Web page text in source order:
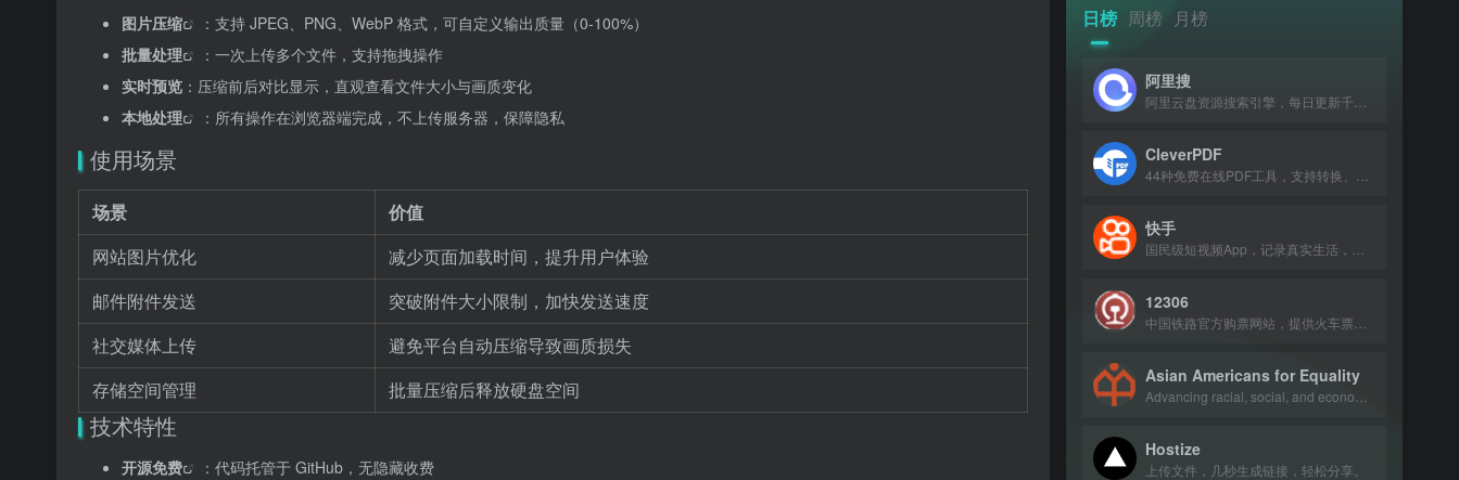
图片压缩
：支持 JPEG、PNG、WebP 格式，可自定义输出质量（0-100%）
批量处理
：一次上传多个文件，支持拖拽操作
实时预览 ：压缩前后对比显示，直观查看文件大小与画质变化
本地处理
：所有操作在浏览器端完成，不上传服务器，保障隐私
使用场景
场景
价值
网站图片优化
减少页面加载时间，提升用户体验
邮件附件发送
突破附件大小限制，加快发送速度
社交媒体上传
避免平台自动压缩导致画质损失
存储空间管理
批量压缩后释放硬盘空间
技术特性
开源免费
：代码托管于 GitHub，无隐藏收费
日榜 周榜 月榜
阿里搜
CleverPDF
快手
12306
Asian Americans for Equality
Hostize
上传文件，几秒生成链接，轻松分享。